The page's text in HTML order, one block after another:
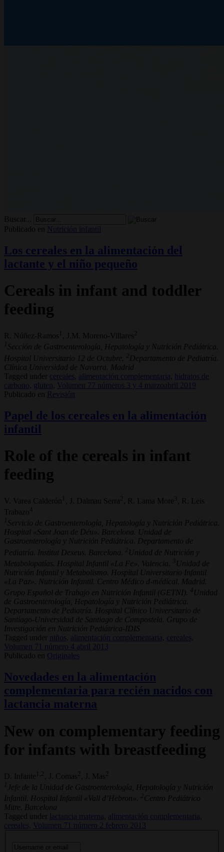
Buscar...
Publicado en
Nutrición infantil
Los cereales en la alimentación del
lactante y el niño pequeño
Cereals in infant and toddler
feeding
R. Núñez-Ramos 1 , J.M. Moreno-Villares
1 Sección de Gastroenterología, Hepatología y Nutrición Pediátrica.
Hospital Universitario 12 de Octubre.
2 Departamento de Pediatría.
Clínica Universidad de Navarra. Madrid
Tagged under
cereales, alimentación complementaria,
hidratos de
carbono, gluten,
Volumen 77 números 3 y 4 marzoabril 2019
Publicado en
Revisión
Papel de los cereales en la alimentación
infantil
Role of the cereals in infant
feeding
V. Varea Calderón 1 , J. Dalmau Serra , R. Lama More 3
, R. Leis
Trabazo4
1 Servicio de Gastroenterología, Hepatología y Nutrición Pediátrica.
Hospital «Sant Joan de Déu». Barcelona. Unidad de
Gastroenterología y Nutrición Pediátrica. Departamento de
Pediatría. Institut Dexeus. Barcelona.
2 Unidad de Nutrición y
Metabolopatías. Hospital Infantil «La Fe». Valencia.
3 Unidad de
Nutrición Infantil y Metabolismo. Hospital Universitario Infantil
«La Paz». Nutrición Infantil. Centro Médico d-médical. Madrid.
Grupo Español de Trabajo en Nutrición Infantil (GETNI).
4 Unidad
de Gastroenterología, Hepatología y Nutrición Pediátrica.
Departamento de Pediatría. Hospital Clínico Universitario de
Santiago-Universidad de Santiago de Compostela. Grupo de
Investigación en Nutrición Pediátrica-IDIS
Tagged under
niños, alimentación complementaria, cereales,
Volumen 71 número 4 abril 2013
Publicado en
Originales
Novedades en la alimentación
complementaria para recién nacidos con
lactancia materna
New on complementary feeding
for infants with breastfeeding
D. Infante 1,2 , J. Comas , J. Mas
1 Jefe de la Unidad de Gastroenterología, Hepatología y Nutrición
Infantil. Hospital Infantil «Vall d’Hebron».
2Centro Pediátrico
Mitre. Barcelona
Tagged under
lactancia materna, alimentación complementaria,
cereales,
Volumen 71 número 2 febrero 2013